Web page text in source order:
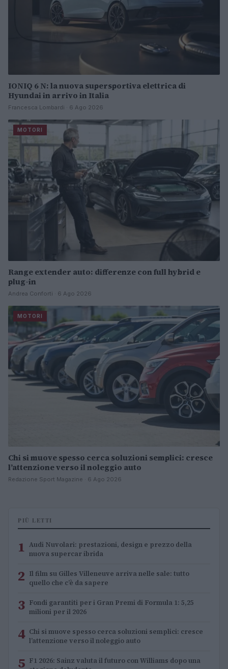
IONIQ 6 N: la nuova supersportiva elettrica di
Hyundai in arrivo in Italia
Francesca Lombardi · 6 Ago 2026
MOTORI
Range extender auto: differenze con full hybrid e
plug-in
Andrea Conforti · 6 Ago 2026
MOTORI
Chi si muove spesso cerca soluzioni semplici: cresce
l’attenzione verso il noleggio auto
Redazione Sport Magazine · 6 Ago 2026
PIÙ LETTI
1 Audi Nuvolari: prestazioni, design e prezzo della
nuova supercar ibrida
2 Il film su Gilles Villeneuve arriva nelle sale: tutto
quello che c’è da sapere
3 Fondi garantiti per i Gran Premi di Formula 1: 5,25
milioni per il 2026
4 Chi si muove spesso cerca soluzioni semplici: cresce
l’attenzione verso il noleggio auto
5 F1 2026: Sainz valuta il futuro con Williams dopo una